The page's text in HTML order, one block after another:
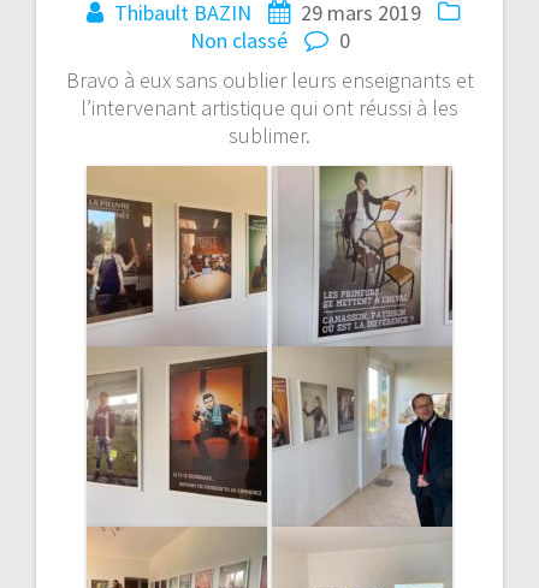
Thibault BAZIN
29 mars 2019
Non classé
0
Bravo à eux sans oublier leurs enseignants et
l’intervenant artistique qui ont réussi à les
sublimer.